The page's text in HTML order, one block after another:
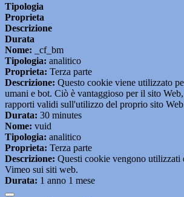
Tipologia
Proprieta
Descrizione
Durata
Nome: _cf_bm
Tipologia: analitico
Proprieta: Terza parte
Descrizione: Questo cookie viene utilizzato
umani e bot. Ciò è vantaggioso per il sito
rapporti validi sull'utilizzo del proprio sito
Durata: 30 minutes
Nome: vuid
Tipologia: analitico
Proprieta: Terza parte
Descrizione: Questi cookie vengono utilizzati
Vimeo sui siti web.
Durata: 1 anno 1 mese